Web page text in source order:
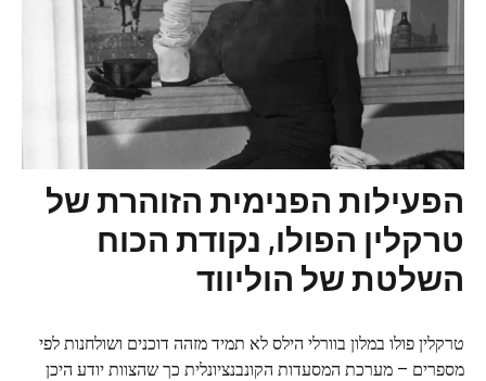
הפעילות הפנימית הזוהרת של
טרקלין הפולו, נקודת הכוח
השלטת של הוליווד
טרקלין פולו במלון בוורלי הילס לא תמיד מזהה דוכנים ושולחנות לפי
מספרים – מערכת המסעדות הקונבנציונלית כך שהצוות יודע היכן